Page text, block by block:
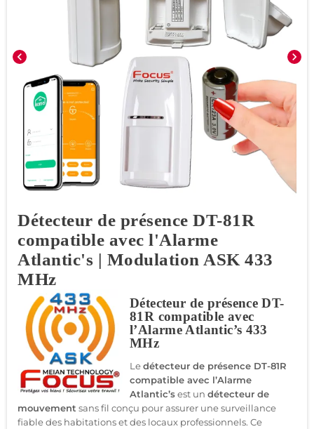
chevron_left chevron_right
Détecteur de présence DT-81R
compatible avec l'Alarme
Atlantic's | Modulation ASK 433
MHz
Détecteur de présence DT-
81R compatible avec
l’Alarme Atlantic’s 433
MHz
Ledétecteur de présence DT-81R
compatible avec l’Alarme
Atlantic’sest un détecteur de
mouvement sans fil conçu pour assurer une surveillance
fiable des habitations et des locaux professionnels. Ce